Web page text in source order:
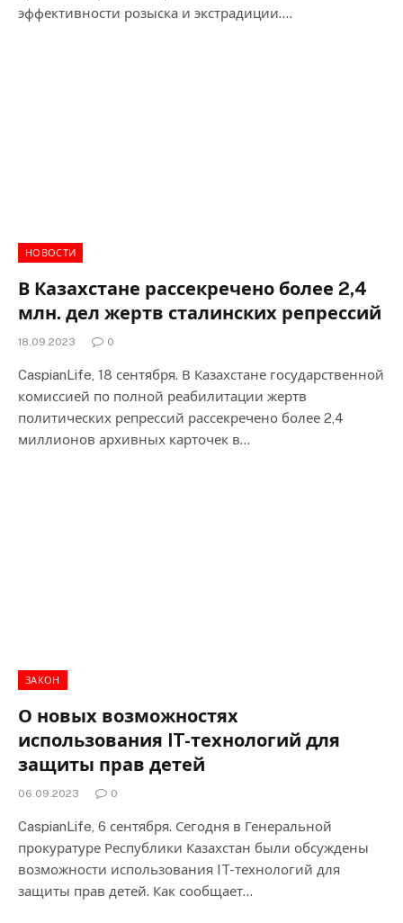
эффективности розыска и экстрадиции.…
НОВОСТИ
В Казахстане рассекречено более 2,4
млн. дел жертв сталинских репрессий
18.09.2023 0
CaspianLife, 18 сентября. В Казахстане государственной
комиссией по полной реабилитации жертв
политических репрессий рассекречено более 2,4
миллионов архивных карточек в…
ЗАКОН
О новых возможностях
использования IT-технологий для
защиты прав детей
06.09.2023 0
CaspianLife, 6 сентября. Сегодня в Генеральной
прокуратуре Республики Казахстан были обсуждены
возможности использования IT-технологий для
защиты прав детей. Как сообщает…